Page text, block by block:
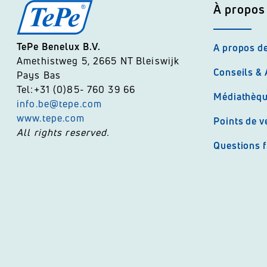
TePe Benelux B.V.
Amethistweg 5, 2665 NT Bleiswijk
Pays Bas
Tel:+31 (0)85- 760 39 66
info.be@tepe.com
www.tepe.com
All rights reserved.
À propos
A propos
Conseils &
Points de
Questions